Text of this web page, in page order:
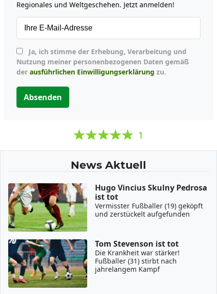
Regionales und Weltgeschehen. Jetzt anmelden!
Nutzung meiner personenbezogenen Daten gemäß
der ausführlichen Einwilligungserklärung zu.
Absenden
1
News Aktuell
Hugo Vincius Skulny Pedrosa
ist tot
Vermisster Fußballer (19) geköpft
und zerstückelt aufgefunden
Tom Stevenson ist tot
Die Krankheit war stärker!
Fußballer (31) stirbt nach
jahrelangem Kampf